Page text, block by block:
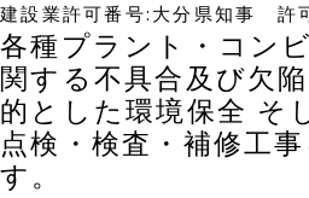
建設業許可番号:大分県知事 許
各種プラント・コン
関する不具合及び欠
的とした環境保全 そ
点検・検査・補修工
す。